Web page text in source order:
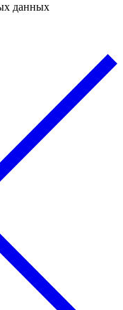
данных